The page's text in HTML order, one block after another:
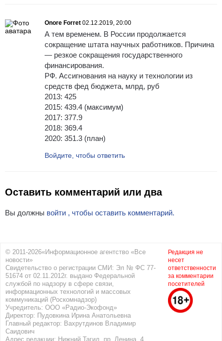
Onore Forret 02.12.2019, 20:00
А тем временем. В России продолжается
сокращение штата научных работников. Причина
— резкое сокращения государственного
финансирования.
РФ. Ассигнования на науку и технологии из
средств фед бюджета, млрд, руб
2013: 425
2015: 439.4 (максимум)
2017: 377.9
2018: 369.4
2020: 351.3 (план)
Войдите, чтобы ответить
Оставить комментарий или два
Вы должны войти , чтобы оставить комментарий.
© 2011-2026«Информационное агентство «Все
новости»
Свидетельство о регистрации СМИ: Эл № ФС 77-
51674 от 02.11.2012г. выдано Федеральной
службой по надзору в сфере связи,
информационных технологий и массовых
коммуникаций (Роскомнадзор)
Учредитель: ООО «Радио-Экофонд»
Директор: Пудовкина Ирина Анатольевна
Главный редактор: Вахрутдинов Владимир
Саидович
Адрес редакции: Нижний Тагил, пр. Ленина, 4.
Редакция не
несет
ответственности
за комментарии
посетителей